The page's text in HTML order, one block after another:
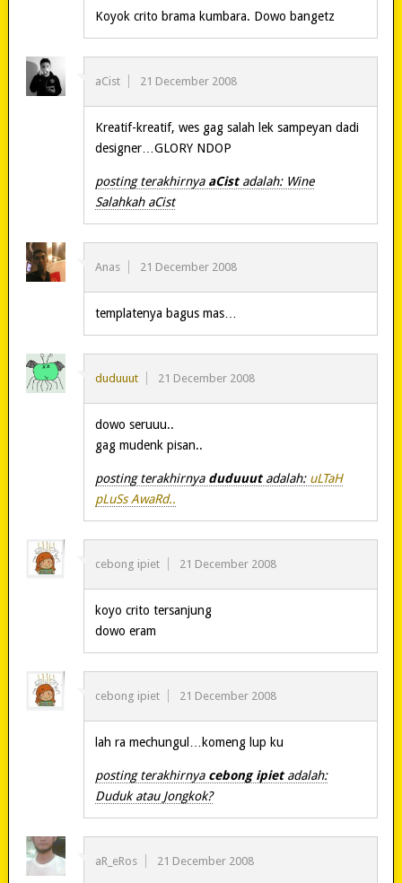
Koyok crito brama kumbara. Dowo bangetz
aCist 21 December 2008
Kreatif-kreatif, wes gag salah lek sampeyan dadi
designer…GLORY NDOP
posting terakhirnya aCist adalah: Wine
Salahkah aCist
Anas 21 December 2008
templatenya bagus mas…
duduuut 21 December 2008
dowo seruuu..
gag mudenk pisan..
posting terakhirnya duduuut adalah: uLTaH
pLuSs AwaRd..
cebong ipiet 21 December 2008
koyo crito tersanjung
dowo eram
cebong ipiet 21 December 2008
lah ra mechungul…komeng lup ku
posting terakhirnya cebong ipiet adalah:
Duduk atau Jongkok?
aR_eRos 21 December 2008